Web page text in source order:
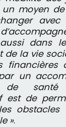
moyen
dans
de la vie
financières
un
de
est de
».